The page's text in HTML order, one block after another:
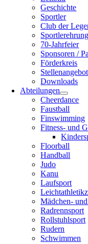
Geschichte
Sportler
Club der
Sportlerehrung
70-Jahrfeier
Sponsoren /
Förderkreis
Downloads
Abteilungen
Cheerdance
Faustball
Finswimming
Fitness- und
Floorball
Handball
Judo
Kanu
Laufsport
Mädchen-
Radrennsport
Rollstuhlsport
Rudern
Schwimmen